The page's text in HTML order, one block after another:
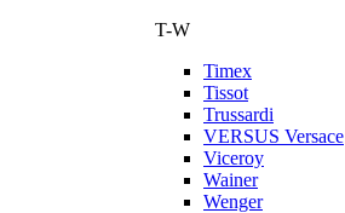
T-W
Timex
Tissot
Trussardi
VERSUS Versace
Viceroy
Wainer
Wenger